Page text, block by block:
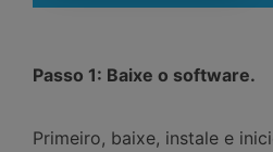
Passo 1: Baixe o software.
Primeiro, baixe, instale e